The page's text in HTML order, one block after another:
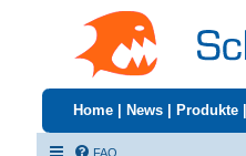
Home News Produkte
FAQ